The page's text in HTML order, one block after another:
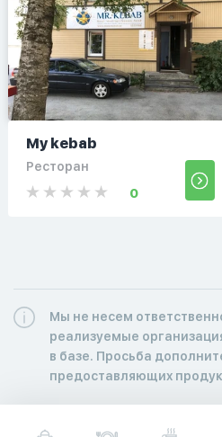
My kebab
Ресторан
0
Мы не несем
реализуемые
в базе. Просьба
предоставляющих